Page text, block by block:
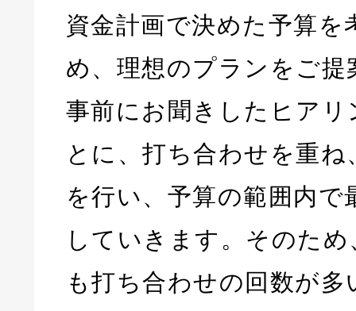
資金計画で決めた予算を
め、理想のプランをご
事前にお聞きしたヒア
とに、打ち合わせを重
を行い、予算の範囲内で
していきます。そのた
も打ち合わせの回数が多